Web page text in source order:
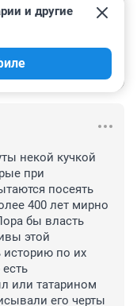
и другие
некой кучкой
при
посеять
400 лет мирно
бы власть
этой
историю по их
или татарином
его черты